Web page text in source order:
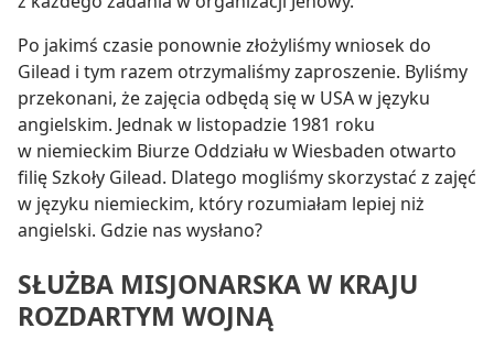
Po jakimś czasie ponownie złożyliśmy wniosek do
Gilead i tym razem otrzymaliśmy zaproszenie. Byliśmy
przekonani, że zajęcia odbędą się w USA w języku
angielskim. Jednak w listopadzie 1981 roku
w niemieckim Biurze Oddziału w Wiesbaden otwarto
filię Szkoły Gilead. Dlatego mogliśmy skorzystać z zajęć
w języku niemieckim, który rozumiałam lepiej niż
angielski. Gdzie nas wysłano?
SŁUŻBA MISJONARSKA W KRAJU
ROZDARTYM WOJNĄ